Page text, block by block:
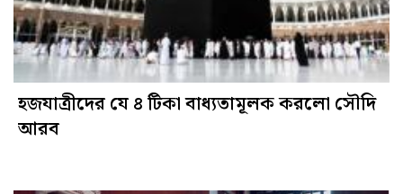
হজযাত্রীদের যে ৪ টিকা বাধ্যতামূলক করলো সৌদি
আরব